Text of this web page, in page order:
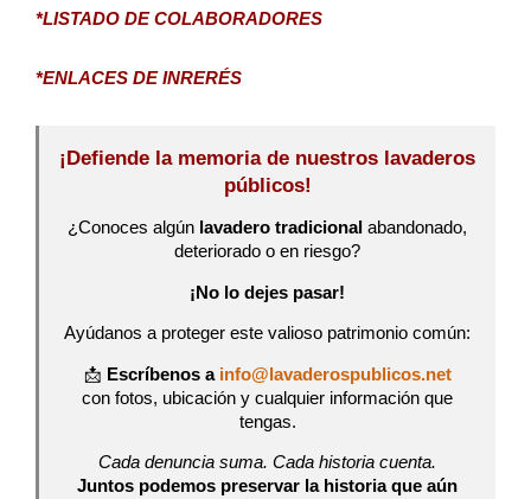
*LISTADO DE COLABORADORES
*ENLACES DE INRERÉS
¡Defiende la memoria de nuestros lavaderos
públicos!
¿Conoces algún lavadero tradicional abandonado,
deteriorado o en riesgo?
¡No lo dejes pasar!
Ayúdanos a proteger este valioso patrimonio común:
📩 Escríbenos a info@lavaderospublicos.net
con fotos, ubicación y cualquier información que
tengas.
Cada denuncia suma. Cada historia cuenta.
Juntos podemos preservar la historia que aún